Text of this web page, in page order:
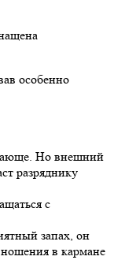
особенно
Но внешний
разряднику
с
запах, он
в кармане